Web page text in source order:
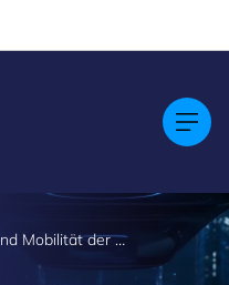
Industrie und Mobilität der Zukunft: Neuer Aufruf für F&E-Projekte